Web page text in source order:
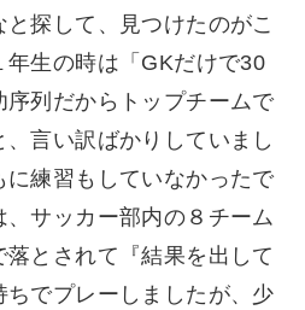
探して、見つけたのがこ
生の時は「GKだけで30
序列だからトップチームで
言い訳ばかりしていまし
練習もしていなかったで
サッカー部内の８チーム
とされて『結果を出して
ちでプレーしましたが、少